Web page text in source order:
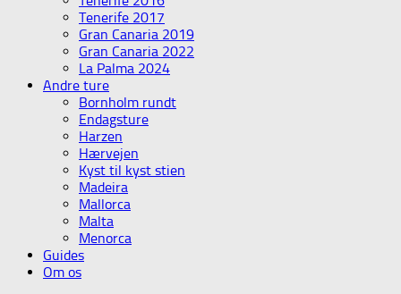
Tenerife 2017
Gran Canaria 2019
Gran Canaria 2022
La Palma 2024
Andre ture
Bornholm rundt
Endagsture
Harzen
Hærvejen
Kyst til kyst stien
Madeira
Mallorca
Malta
Menorca
Guides
Om os